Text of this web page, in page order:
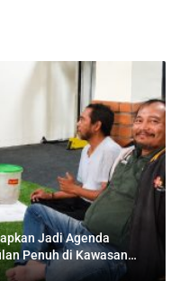
Jadi Agenda
Penuh di Kawasan